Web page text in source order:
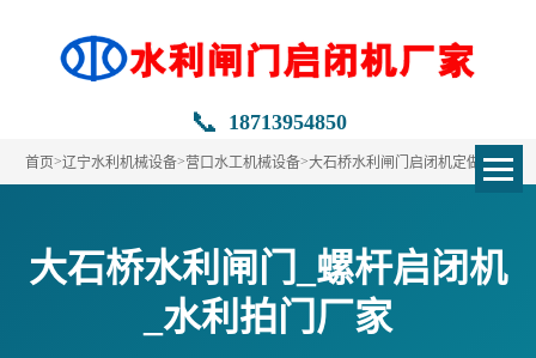
📞 18713954850
首页>辽宁水利机械设备>营口水工机械设备>大石桥水利闸门启闭机定做
大石桥水利闸门_螺杆启闭机
_水利拍门厂家